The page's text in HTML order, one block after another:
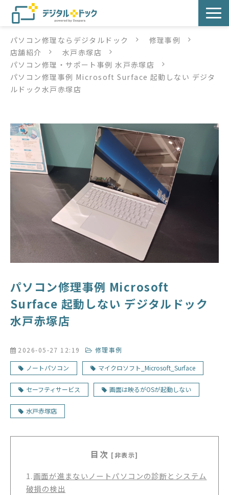
パソコン修理
サービス
店舗紹介
デジタルドックブログ
パソコン修理ならデジタルドック
修理事例
店舗紹介
水戸赤塚店
パソコン修理・サポート事例 水戸赤塚店
パソコン修理事例 Microsoft Surface 起動しない デジタ
ルドック水戸赤塚店
パソコン修理事例 Microsoft
Surface 起動しない デジタルドック
水戸赤塚店
2026-05-27 12:19 修理事例
ノートパソコン マイクロソフト_Microsoft_Surface
セーフティサービス 画面は映るがOSが起動しない
水戸赤塚店
目次 [非表示]
1.画面が進まないノートパソコンの診断とシステム
破損の検出